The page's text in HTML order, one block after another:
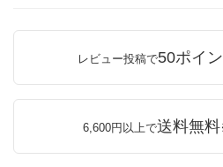
レビュー投稿で50ポイ
6,600円以上で送料無料